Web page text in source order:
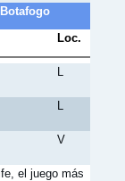
Loc.
L
L
V
el juego más